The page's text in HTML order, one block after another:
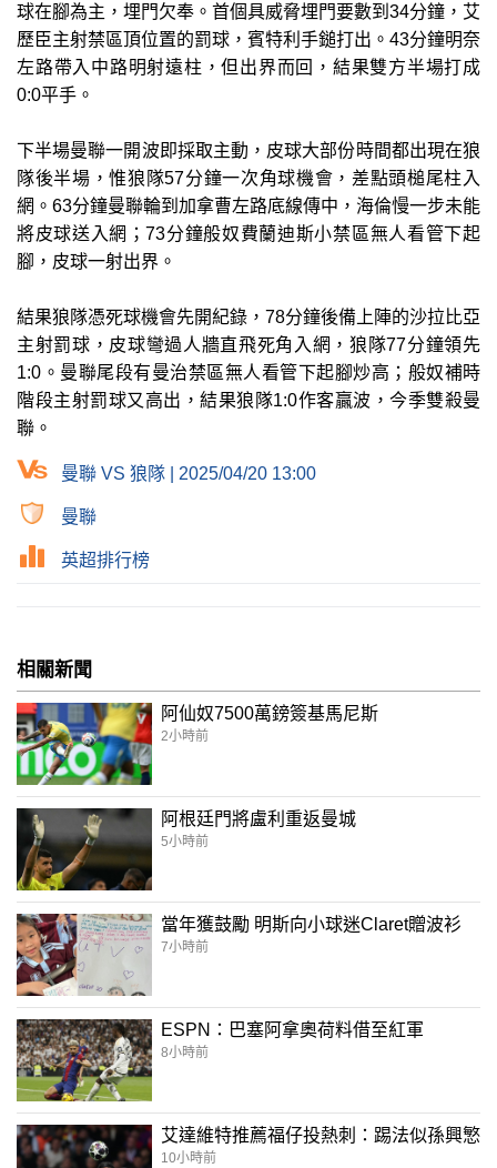
球在腳為主，埋門欠奉。首個具威脅埋門要數到34分鐘，艾
歷臣主射禁區頂位置的罰球，賓特利手鎚打出。43分鐘明奈
左路帶入中路明射遠柱，但出界而回，結果雙方半場打成
0:0平手。
下半場曼聯一開波即採取主動，皮球大部份時間都出現在狼
隊後半場，惟狼隊57分鐘一次角球機會，差點頭槌尾柱入
網。63分鐘曼聯輪到加拿曹左路底線傳中，海倫慢一步未能
將皮球送入網；73分鐘般奴費蘭迪斯小禁區無人看管下起
腳，皮球一射出界。
結果狼隊憑死球機會先開紀錄，78分鐘後備上陣的沙拉比亞
主射罰球，皮球彎過人牆直飛死角入網，狼隊77分鐘領先
1:0。曼聯尾段有曼治禁區無人看管下起腳炒高；般奴補時
階段主射罰球又高出，結果狼隊1:0作客贏波，今季雙殺曼
聯。
曼聯 VS 狼隊 | 2025/04/20 13:00
曼聯
英超排行榜
相關新聞
阿仙奴7500萬鎊簽基馬尼斯
2小時前
阿根廷門將盧利重返曼城
5小時前
當年獲鼓勵 明斯向小球迷Claret贈波衫
7小時前
ESPN：巴塞阿拿奧荷料借至紅軍
8小時前
艾達維特推薦福仔投熱刺：踢法似孫興慜
10小時前